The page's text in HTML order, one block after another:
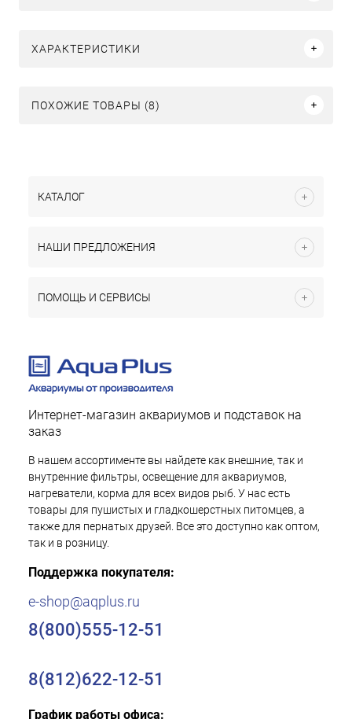
ХАРАКТЕРИСТИКИ
ПОХОЖИЕ ТОВАРЫ (8)
КАТАЛОГ
НАШИ ПРЕДЛОЖЕНИЯ
ПОМОЩЬ И СЕРВИСЫ
Интернет-магазин аквариумов и подставок на
заказ
В нашем ассортименте вы найдете как внешние, так и
внутренние фильтры, освещение для аквариумов,
нагреватели, корма для всех видов рыб. У нас есть
товары для пушистых и гладкошерстных питомцев, а
также для пернатых друзей. Все это доступно как оптом,
так и в розницу.
Поддержка покупателя:
e-shop@aqplus.ru
8(800)555-12-51
8(812)622-12-51
График работы офиса: